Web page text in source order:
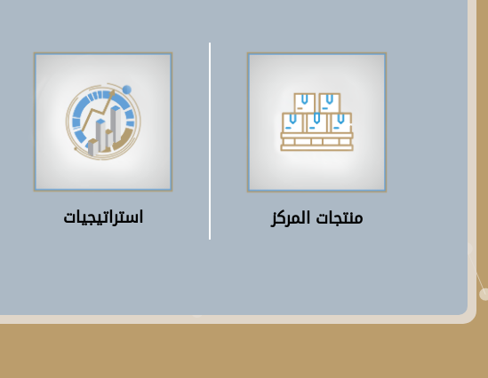
منتجات المركز استراتيجيات